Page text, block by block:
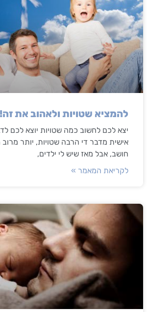
להמציא שטויות ולאהוב את זה!
יצא לכם לחשוב כמה שטויות יוצא לכם
אישית מדבר די הרבה שטויות, יותר מרוב
חושב, אבל מאז שיש לי ילדים,
לקריאת המאמר »